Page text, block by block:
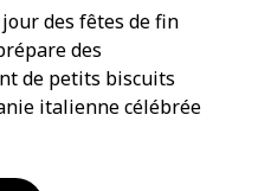
des fêtes de fin
des
de petits biscuits
italienne célébrée